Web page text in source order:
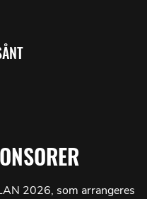
2026, som arrangeres